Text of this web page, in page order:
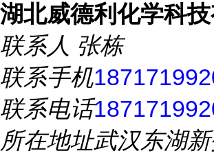
湖北威德利化学科技
联系人 张栋
联系手机
联系电话
所在地址武汉东湖